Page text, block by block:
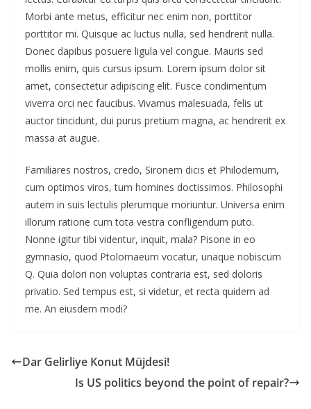
Morbi ante metus, efficitur nec enim non, porttitor
porttitor mi. Quisque ac luctus nulla, sed hendrerit nulla.
Donec dapibus posuere ligula vel congue. Mauris sed
mollis enim, quis cursus ipsum. Lorem ipsum dolor sit
amet, consectetur adipiscing elit. Fusce condimentum
viverra orci nec faucibus. Vivamus malesuada, felis ut
auctor tincidunt, dui purus pretium magna, ac hendrerit ex
massa at augue.
Familiares nostros, credo, Sironem dicis et Philodemum,
cum optimos viros, tum homines doctissimos. Philosophi
autem in suis lectulis plerumque moriuntur. Universa enim
illorum ratione cum tota vestra confligendum puto.
Nonne igitur tibi videntur, inquit, mala? Pisone in eo
gymnasio, quod Ptolomaeum vocatur, unaque nobiscum
Q. Quia dolori non voluptas contraria est, sed doloris
privatio. Sed tempus est, si videtur, et recta quidem ad
me. An eiusdem modi?
Dar Gelirliye Konut Müjdesi!
Is US politics beyond the point of repair?